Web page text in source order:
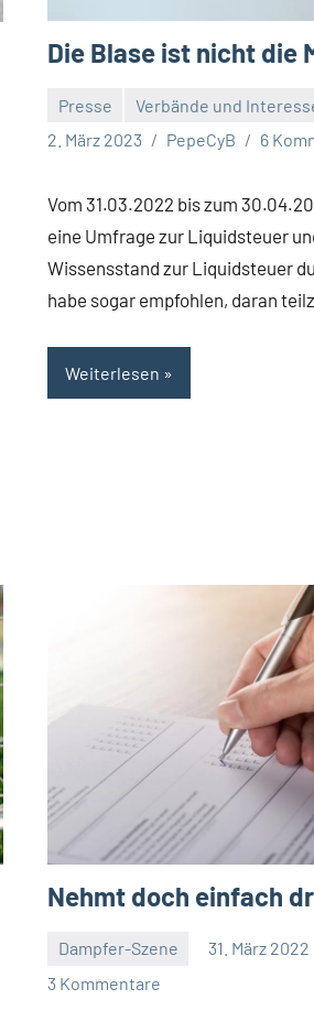
Die Blase ist nicht die
Presse
Verbände und
2. März 2023
PepeCyB 6
Vom 31.03.2022 bis zum
eine Umfrage zur Liquidsteuer
Wissensstand zur Liquidsteuer
habe sogar empfohlen, daran
Weiterlesen
Nehmt doch einfach
Dampfer-Szene 31. März 2022
3 Kommentare